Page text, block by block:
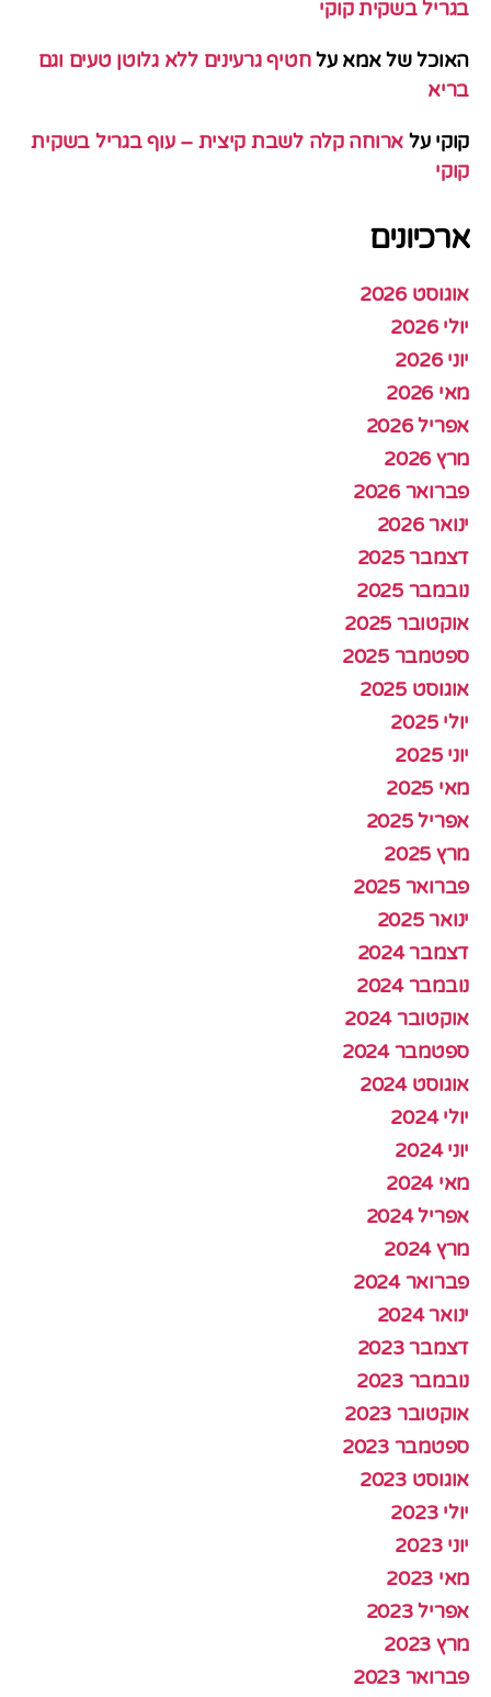
בגריל בשקית קוקי
האוכל של אמא עלחטיף גרעינים ללא גלוטן טעים וגם
בריא
קוקי על ארוחה קלה לשבת קיצית – עוף בגריל בשקית
קוקי
ארכיונים
אוגוסט 2026
יולי 2026
יוני 2026
מאי 2026
אפריל 2026
מרץ 2026
פברואר 2026
ינואר 2026
דצמבר 2025
נובמבר 2025
אוקטובר 2025
ספטמבר 2025
אוגוסט 2025
יולי 2025
יוני 2025
מאי 2025
אפריל 2025
מרץ 2025
פברואר 2025
ינואר 2025
דצמבר 2024
נובמבר 2024
אוקטובר 2024
ספטמבר 2024
אוגוסט 2024
יולי 2024
יוני 2024
מאי 2024
אפריל 2024
מרץ 2024
פברואר 2024
ינואר 2024
דצמבר 2023
נובמבר 2023
אוקטובר 2023
ספטמבר 2023
אוגוסט 2023
יולי 2023
יוני 2023
מאי 2023
אפריל 2023
מרץ 2023
פברואר 2023